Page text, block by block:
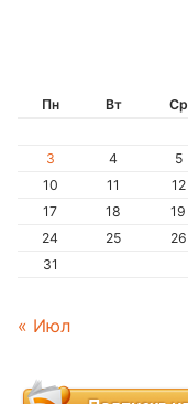
Пн Вт Ср
3
4 5
10
11 12
17
18 19
24
25 26
31
« Июл